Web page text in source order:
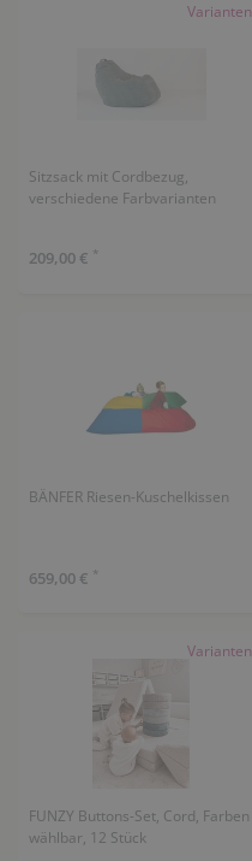
Varianten
Sitzsack mit Cordbezug,
verschiedene Farbvarianten
209,00 € *
BÄNFER Riesen-Kuschelkissen
659,00 € *
Varianten
FUNZY Buttons-Set, Cord, Farben
wählbar, 12 Stück